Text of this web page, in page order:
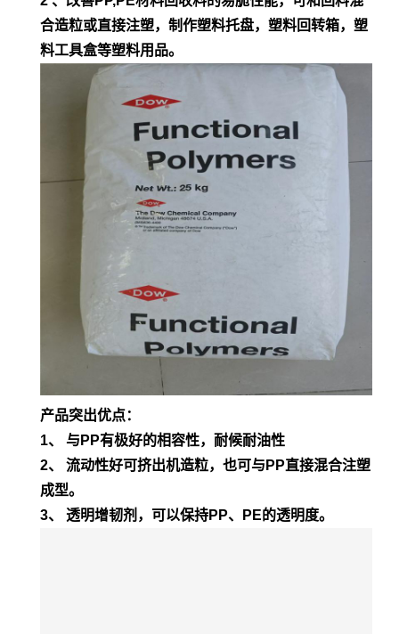
合造粒或直接注塑，制作塑料托盘，塑料回转箱，塑
料工具盒等塑料用品。
产品突出优点：
1、 与PP有极好的相容性，耐候耐油性
2、 流动性好可挤出机造粒，也可与PP直接混合注塑
成型。
3、 透明增韧剂，可以保持PP、PE的透明度。